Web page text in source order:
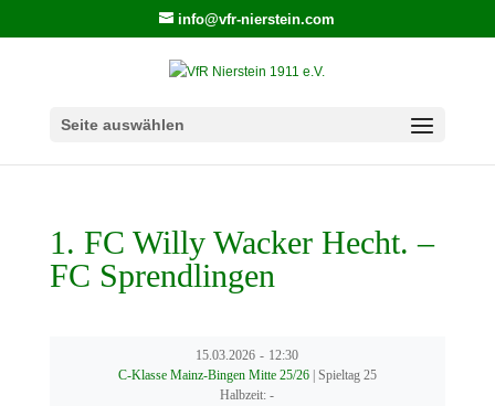
info@vfr-nierstein.com
Seite auswählen
1. FC Willy Wacker Hecht. –
FC Sprendlingen
15.03.2026 - 12:30
C-Klasse Mainz-Bingen Mitte 25/26 | Spieltag 25
Halbzeit: -